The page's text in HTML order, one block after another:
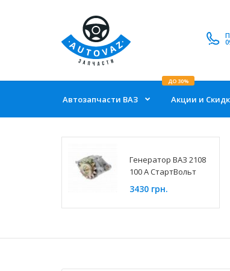
Автозапчасти ВАЗ Акции и
ДО 30%
Генератор ВАЗ 2108
100 А СтартВольт
3430 грн.